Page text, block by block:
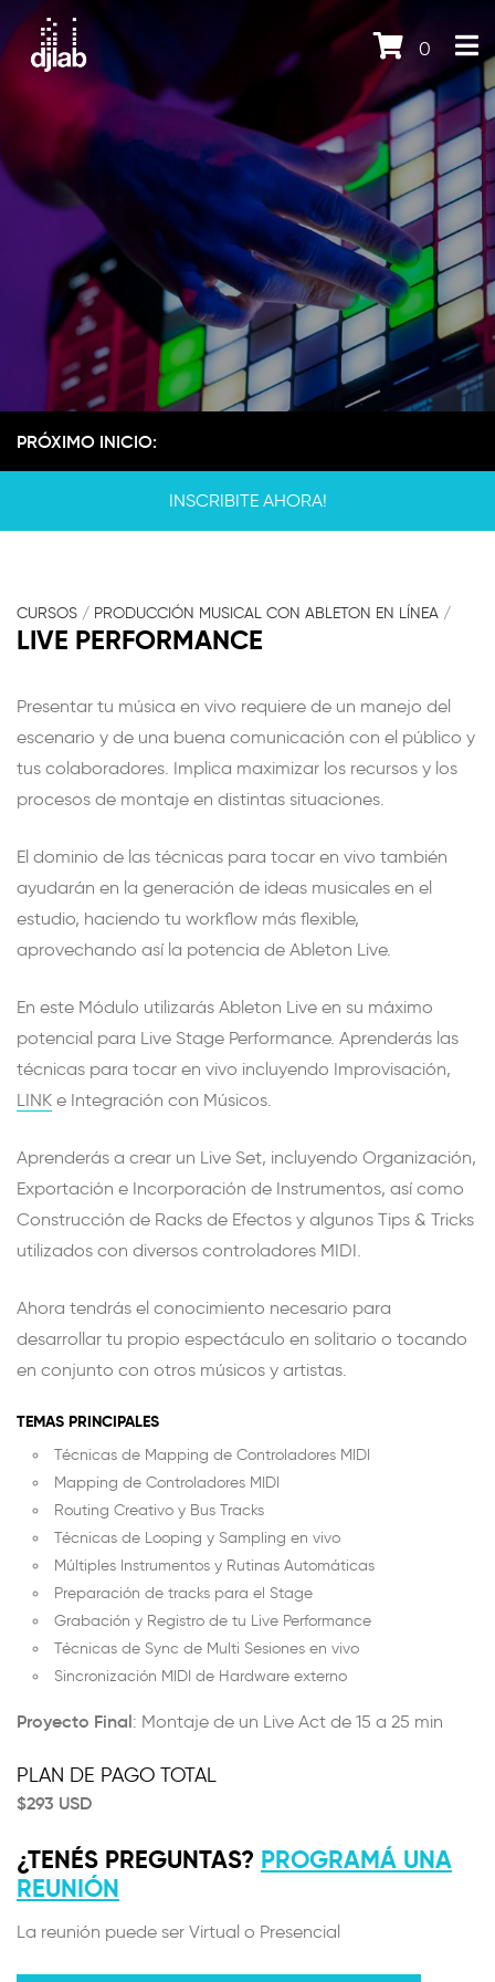
0
PRÓXIMO INICIO:
INSCRIBITE AHORA!
CURSOS / PRODUCCIÓN MUSICAL CON ABLETON EN LÍNEA /
LIVE PERFORMANCE
Presentar tu música en vivo requiere de un manejo del
escenario y de una buena comunicación con el público y
tus colaboradores. Implica maximizar los recursos y los
procesos de montaje en distintas situaciones.
El dominio de las técnicas para tocar en vivo también
ayudarán en la generación de ideas musicales en el
estudio, haciendo tu workflow más flexible,
aprovechando así la potencia de Ableton Live.
En este Módulo utilizarás Ableton Live en su máximo
potencial para Live Stage Performance. Aprenderás las
técnicas para tocar en vivo incluyendo Improvisación,
LINK e Integración con Músicos.
Aprenderás a crear un Live Set, incluyendo Organización,
Exportación e Incorporación de Instrumentos, así como
Construcción de Racks de Efectos y algunos Tips & Tricks
utilizados con diversos controladores MIDI.
Ahora tendrás el conocimiento necesario para
desarrollar tu propio espectáculo en solitario o tocando
en conjunto con otros músicos y artistas.
TEMAS PRINCIPALES
Técnicas de Mapping de Controladores MIDI
Mapping de Controladores MIDI
Routing Creativo y Bus Tracks
Técnicas de Looping y Sampling en vivo
Múltiples Instrumentos y Rutinas Automáticas
Preparación de tracks para el Stage
Grabación y Registro de tu Live Performance
Técnicas de Sync de Multi Sesiones en vivo
Sincronización MIDI de Hardware externo
Proyecto Final: Montaje de un Live Act de 15 a 25 min
PLAN DE PAGO TOTAL
$293 USD
¿TENÉS PREGUNTAS? PROGRAMÁ UNA
REUNIÓN
La reunión puede ser Virtual o Presencial